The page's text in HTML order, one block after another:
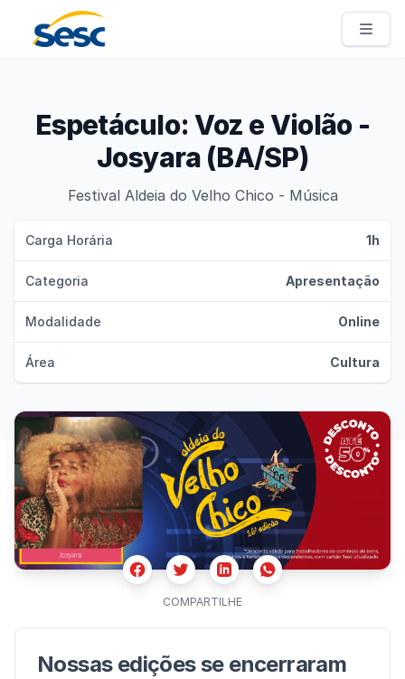
Sesc Pernambuco
Espetáculo: Voz e Violão -
Josyara (BA/SP)
Festival Aldeia do Velho Chico - Música
Carga Horária 1h
Categoria Apresentação
Modalidade Online
Área Cultura
FacebookTwitterLinkedinWhatsapp
COMPARTILHE
Nossas edições se encerraram